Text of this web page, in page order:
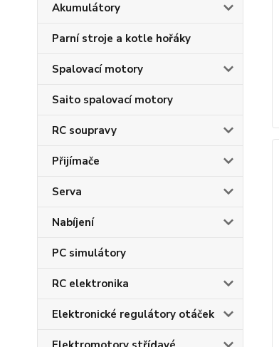
Akumulátory
Parní stroje a kotle hořáky
Spalovací motory
Saito spalovací motory
RC soupravy
Přijímače
Serva
Nabíjení
PC simulátory
RC elektronika
Elektronické regulátory otáček